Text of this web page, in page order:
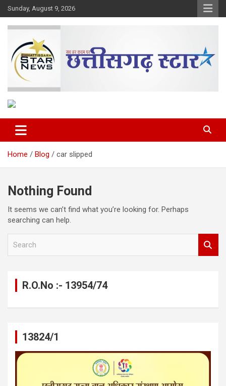
Skip
to
content
Sunday, August 9, 2026
Chhattisgarh Star
Home Blog car slipped
Nothing Found
It seems we can’t find what you’re looking for. Perhaps
searching can help.
R.O.No :- 13954/74
13824/1